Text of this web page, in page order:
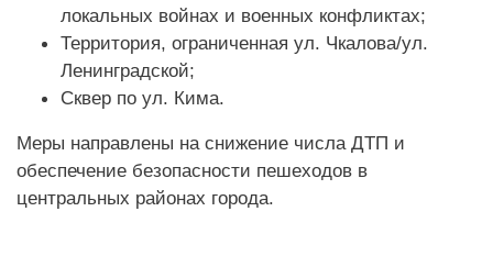
локальных войнах и военных конфликтах;
Территория, ограниченная ул. Чкалова/ул.
Ленинградской;
Сквер по ул. Кима.
Меры направлены на снижение числа ДТП и
обеспечение безопасности пешеходов в
центральных районах города.